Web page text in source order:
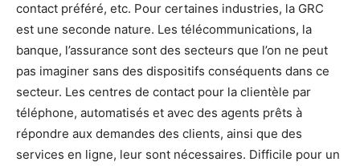
contact préféré, etc. Pour certaines industries, la GRC
est une seconde nature. Les télécommunications, la
banque, l’assurance sont des secteurs que l’on ne peut
pas imaginer sans des dispositifs conséquents dans ce
secteur. Les centres de contact pour la clientèle par
téléphone, automatisés et avec des agents prêts à
répondre aux demandes des clients, ainsi que des
services en ligne, leur sont nécessaires. Difficile pour un